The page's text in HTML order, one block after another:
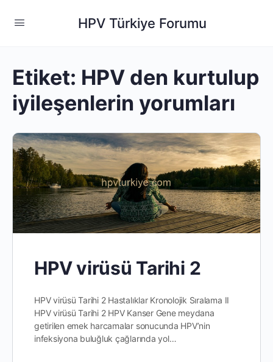
HPV Türkiye Forumu
Etiket: HPV den kurtulup
iyileşenlerin yorumları
HPV virüsü Tarihi 2
HPV virüsü Tarihi 2 Hastalıklar Kronolojik Sıralama II
HPV virüsü Tarihi 2 HPV Kanser Gene meydana
getirilen emek harcamalar sonucunda HPV’nin
infeksiyona buluğluk çağlarında yol…